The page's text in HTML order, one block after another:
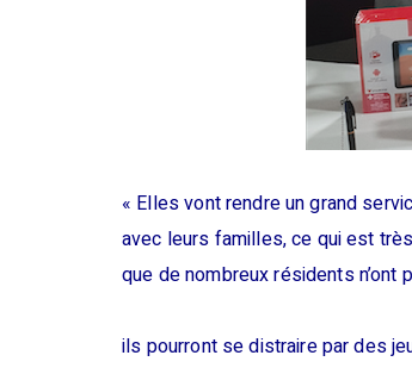
« Elles vont rendre un grand
avec leurs familles, ce qui est
que de nombreux résidents
ils pourront se distraire par des